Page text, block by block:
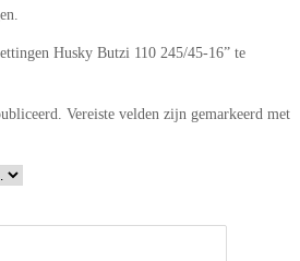
Husky Butzi 110 245/45-16” te
Vereiste velden zijn gemarkeerd met